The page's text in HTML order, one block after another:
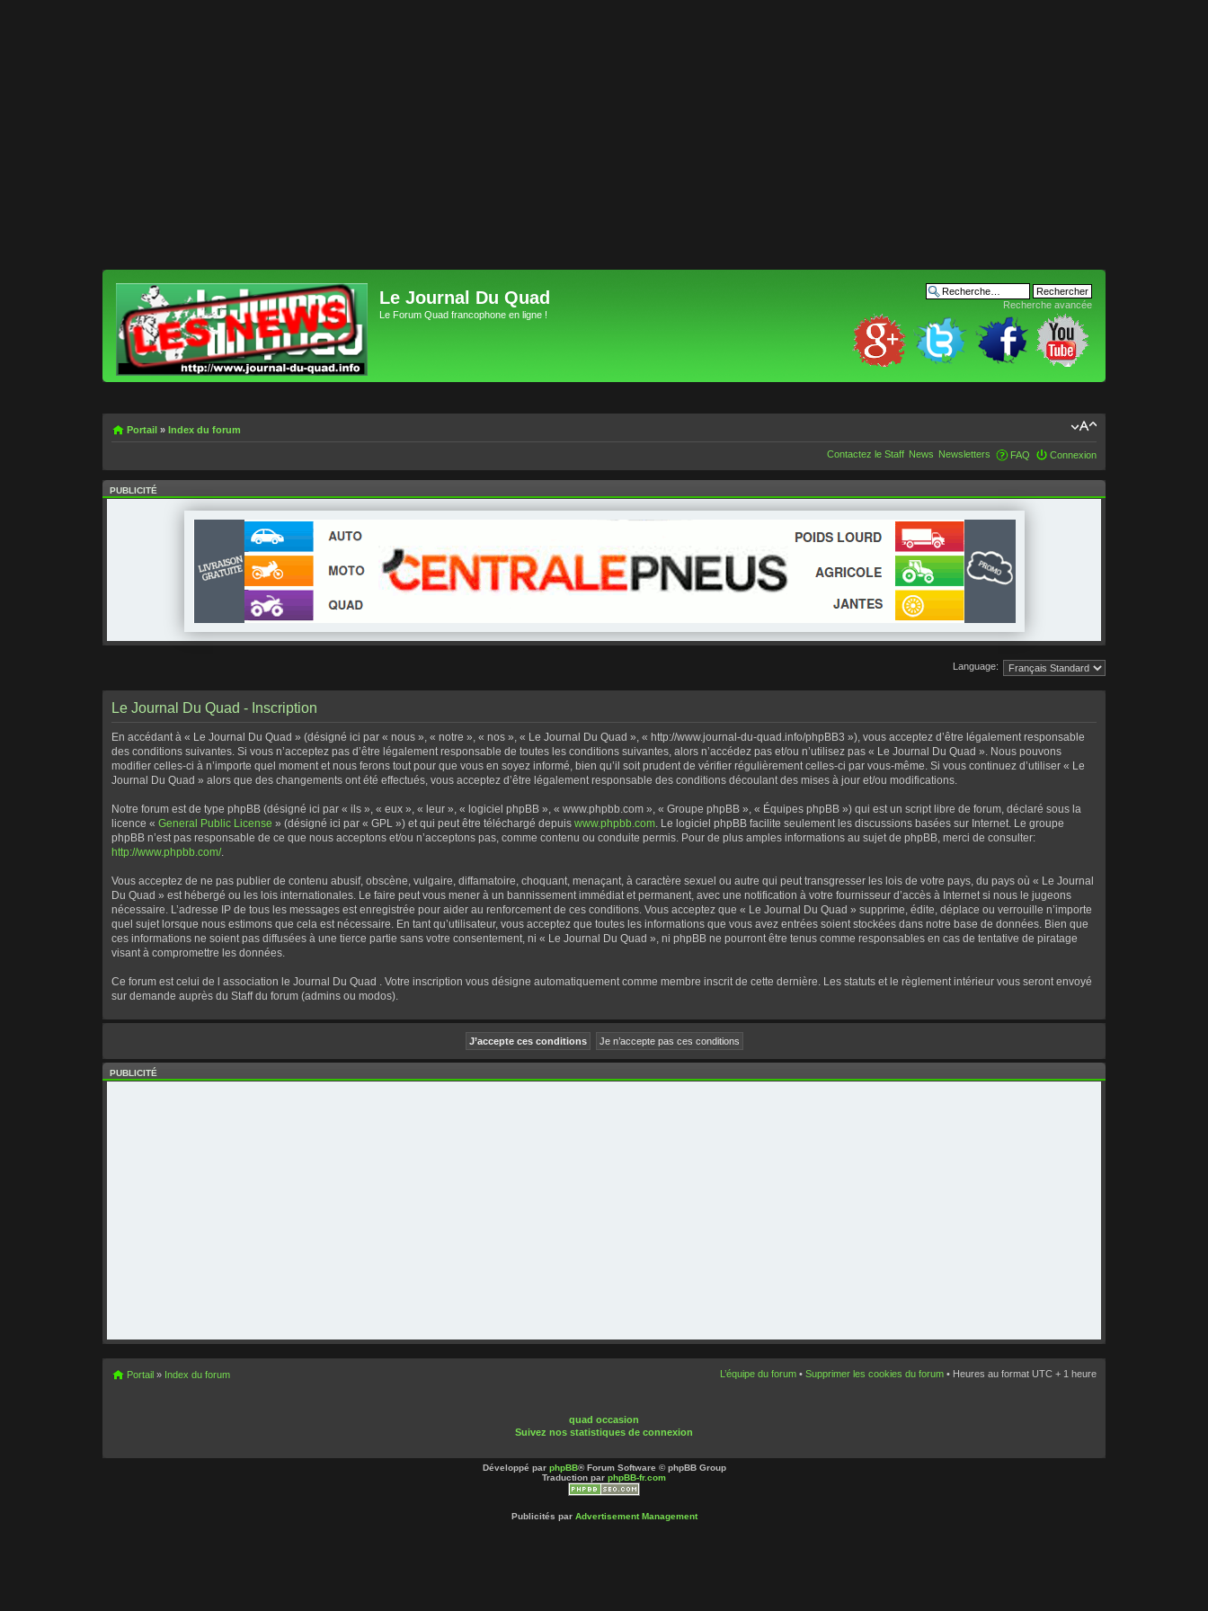
Le Journal Du Quad
Le Forum Quad francophone en ligne !
Recherche avancée
Portail »Index du forum
Contactez le Staff News Newsletters FAQ Connexion
PUBLICITÉ
Language:
Le Journal Du Quad - Inscription
En accédant à « Le Journal Du Quad » (désigné ici par « nous », « notre », « nos », « Le Journal Du Quad », « http://www.journal-du-quad.info/phpBB3 »), vous acceptez d’être légalement responsable
des conditions suivantes. Si vous n’acceptez pas d’être légalement responsable de toutes les conditions suivantes, alors n’accédez pas et/ou n’utilisez pas « Le Journal Du Quad ». Nous pouvons
modifier celles-ci à n’importe quel moment et nous ferons tout pour que vous en soyez informé, bien qu’il soit prudent de vérifier régulièrement celles-ci par vous-même. Si vous continuez d’utiliser « Le
Journal Du Quad » alors que des changements ont été effectués, vous acceptez d’être légalement responsable des conditions découlant des mises à jour et/ou modifications.
Notre forum est de type phpBB (désigné ici par « ils », « eux », « leur », « logiciel phpBB », « www.phpbb.com », « Groupe phpBB », « Équipes phpBB ») qui est un script libre de forum, déclaré sous la
licence «General Public License » (désigné ici par « GPL ») et qui peut être téléchargé depuiswww.phpbb.com. Le logiciel phpBB facilite seulement les discussions basées sur Internet. Le groupe
phpBB n’est pas responsable de ce que nous acceptons et/ou n’acceptons pas, comme contenu ou conduite permis. Pour de plus amples informations au sujet de phpBB, merci de consulter:
http://www.phpbb.com/.
Vous acceptez de ne pas publier de contenu abusif, obscène, vulgaire, diffamatoire, choquant, menaçant, à caractère sexuel ou autre qui peut transgresser les lois de votre pays, du pays où « Le Journal
Du Quad » est hébergé ou les lois internationales. Le faire peut vous mener à un bannissement immédiat et permanent, avec une notification à votre fournisseur d’accès à Internet si nous le jugeons
nécessaire. L’adresse IP de tous les messages est enregistrée pour aider au renforcement de ces conditions. Vous acceptez que « Le Journal Du Quad » supprime, édite, déplace ou verrouille n’importe
quel sujet lorsque nous estimons que cela est nécessaire. En tant qu’utilisateur, vous acceptez que toutes les informations que vous avez entrées soient stockées dans notre base de données. Bien que
ces informations ne soient pas diffusées à une tierce partie sans votre consentement, ni « Le Journal Du Quad », ni phpBB ne pourront être tenus comme responsables en cas de tentative de piratage
visant à compromettre les données.
Ce forum est celui de l association le Journal Du Quad . Votre inscription vous désigne automatiquement comme membre inscrit de cette dernière. Les statuts et le règlement intérieur vous seront envoyé
sur demande auprès du Staff du forum (admins ou modos).
PUBLICITÉ
Portail » Index du forum L’équipe du forum• Supprimer les cookies du forum• Heures au format UTC + 1 heure
quad occasion
Suivez nos statistiques de connexion
Développé par phpBB® Forum Software © phpBB Group
Traduction par phpBB-fr.com
Publicités par Advertisement Management